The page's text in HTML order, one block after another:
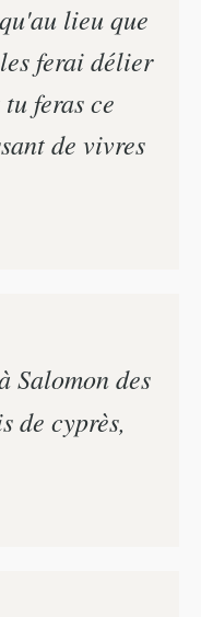
lieu que
ferai délier
feras ce
de vivres
Salomon des
de cyprès,